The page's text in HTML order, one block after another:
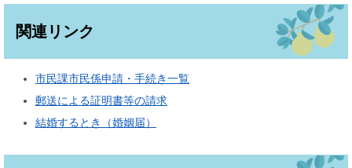
関連リンク
市民課市民係申請・手続き一覧
郵送による証明書等の請求
結婚するとき（婚姻届）